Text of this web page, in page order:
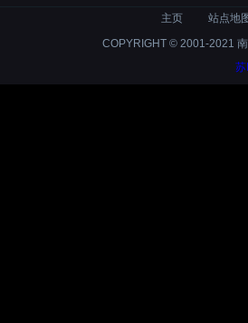
主页 站点地
COPYRIGHT © 2001-2021